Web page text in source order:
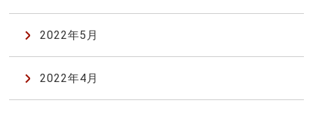
2022年5月
2022年4月